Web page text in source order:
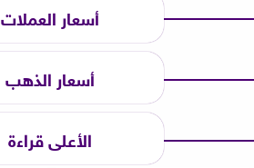
أسعار العملات
أسعار الذهب
الأعلى قراءة